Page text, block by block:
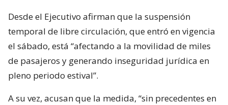
Desde el Ejecutivo afirman que la suspensión
temporal de libre circulación, que entró en vigencia
el sábado, está “afectando a la movilidad de miles
de pasajeros y generando inseguridad jurídica en
pleno periodo estival”.
A su vez, acusan que la medida, “sin precedentes en